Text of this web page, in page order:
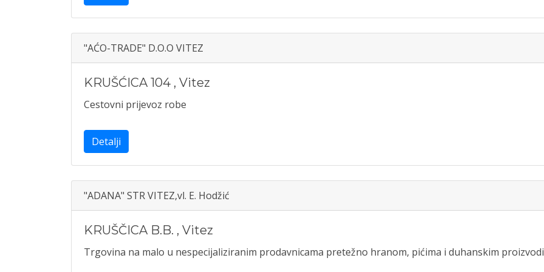
"AĆO-TRADE" D.O.O VITEZ
KRUŠĆICA 104 , Vitez
Cestovni prijevoz robe
Detalji
"ADANA" STR VITEZ,vl. E. Hodžić
KRUŠČICA B.B. , Vitez
Trgovina na malo u nespecijaliziranim prodavnicama pretežno hranom, pićima i duhanskim